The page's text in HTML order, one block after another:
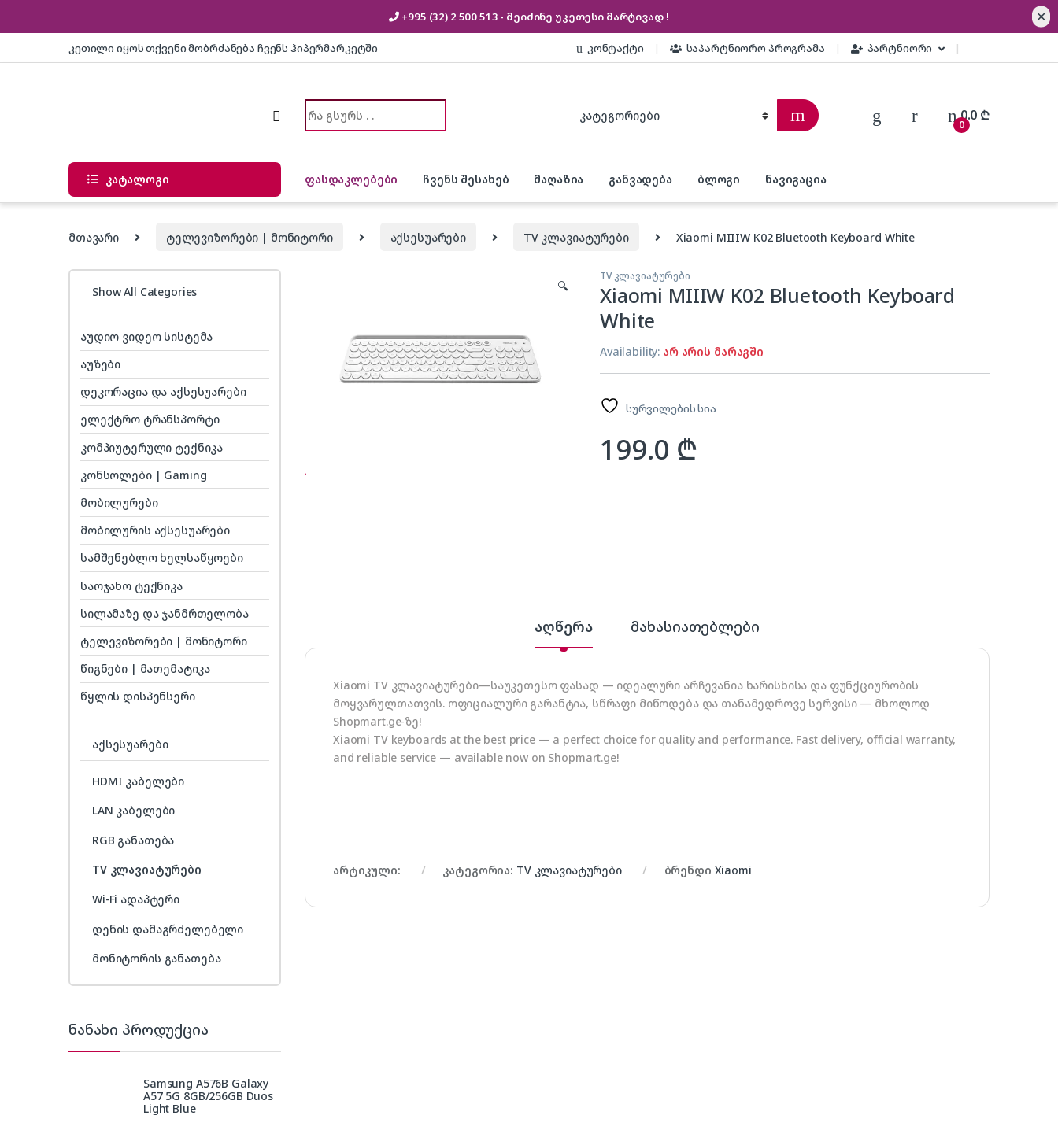
+995 (32) 2 500 513 - შეიძინე უკეთესი მარტივად ! ✕
კეთილი იყოს თქვენი მობრძანება ჩვენს ჰიპერმარკეტში კონტაქტი საპარტნიორო პროგრამა პარტნიორი
Search for:
0
0.0 ₾
კატალოგი ფასდაკლებები ჩვენს შესახებ მაღაზია განვადება ბლოგი ნავიგაცია
მთავარი ტელევიზორები | მონიტორი აქსესუარები TV კლავიატურები Xiaomi MIIIW K02 Bluetooth Keyboard White
🔍
TV კლავიატურები
Xiaomi MIIIW K02 Bluetooth Keyboard
White
Availability: არ არის მარაგში
სურვილების სია
199.0 ₾
აღწერა მახასიათებლები
Xiaomi TV კლავიატურები—საუკეთესო ფასად — იდეალური არჩევანია ხარისხისა და ფუნქციურობის
მოყვარულთათვის. ოფიციალური გარანტია, სწრაფი მიწოდება და თანამედროვე სერვისი — მხოლოდ
Shopmart.ge-ზე!
Xiaomi TV keyboards at the best price — a perfect choice for quality and performance. Fast delivery, official warranty,
and reliable service — available now on Shopmart.ge!
არტიკული: კატეგორია: TV კლავიატურები ბრენდი Xiaomi
Show All Categories
აუდიო ვიდეო სისტემა
აუზები
დეკორაცია და აქსესუარები
ელექტრო ტრანსპორტი
კომპიუტერული ტექნიკა
კონსოლები | Gaming
მობილურები
მობილურის აქსესუარები
სამშენებლო ხელსაწყოები
საოჯახო ტექნიკა
სილამაზე და ჯანმრთელობა
ტელევიზორები | მონიტორი
წიგნები | მათემატიკა
წყლის დისპენსერი
აქსესუარები
HDMI კაბელები
LAN კაბელები
RGB განათება
TV კლავიატურები
Wi-Fi ადაპტერი
დენის დამაგრძელებელი
მონიტორის განათება
ნანახი პროდუქცია
Samsung A576B Galaxy
A57 5G 8GB/256GB Duos
Light Blue